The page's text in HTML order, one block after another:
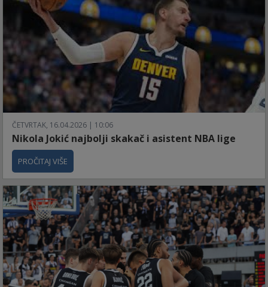
ČETVRTAK, 16.04.2026 | 10:06
Nikola Jokić najbolji skakač i asistent NBA lige
PROČITAJ VIŠE